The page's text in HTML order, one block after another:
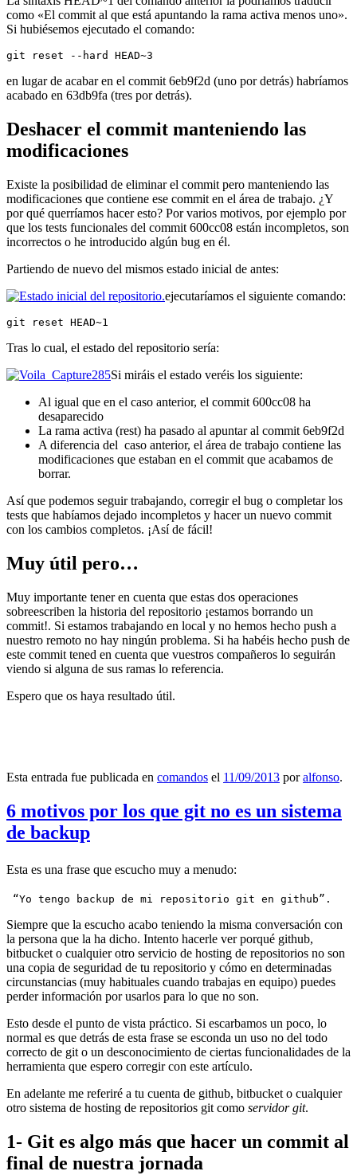
como «El commit al que está apuntando la rama activa menos uno».
Si hubiésemos ejecutado el comando:
git reset --hard HEAD~3
en lugar de acabar en el commit 6eb9f2d (uno por detrás) habríamos
acabado en 63db9fa (tres por detrás).
Deshacer el commit manteniendo las
modificaciones
Existe la posibilidad de eliminar el commit pero manteniendo las
modificaciones que contiene ese commit en el área de trabajo. ¿Y
por qué querríamos hacer esto? Por varios motivos, por ejemplo por
que los tests funcionales del commit 600cc08 están incompletos, son
incorrectos o he introducido algún bug en él.
Partiendo de nuevo del mismos estado inicial de antes:
ejecutaríamos el siguiente comando:
git reset HEAD~1
Tras lo cual, el estado del repositorio sería:
Si miráis el estado veréis los siguiente:
Al igual que en el caso anterior, el commit 600cc08 ha
desaparecido
La rama activa (rest) ha pasado al apuntar al commit 6eb9f2d
A diferencia del caso anterior, el área de trabajo contiene las
modificaciones que estaban en el commit que acabamos de
borrar.
Así que podemos seguir trabajando, corregir el bug o completar los
tests que habíamos dejado incompletos y hacer un nuevo commit
con los cambios completos. ¡Así de fácil!
Muy útil pero…
Muy importante tener en cuenta que estas dos operaciones
sobreescriben la historia del repositorio ¡estamos borrando un
commit!. Si estamos trabajando en local y no hemos hecho push a
nuestro remoto no hay ningún problema. Si ha habéis hecho push de
este commit tened en cuenta que vuestros compañeros lo seguirán
viendo si alguna de sus ramas lo referencia.
Espero que os haya resultado útil.
Esta entrada fue publicada en comandos el 11/09/2013 poralfonso.
6 motivos por los que git no es un sistema
de backup
Esta es una frase que escucho muy a menudo:
“Yo tengo backup de mi repositorio git en github”.
Siempre que la escucho acabo teniendo la misma conversación con
la persona que la ha dicho. Intento hacerle ver porqué github,
bitbucket o cualquier otro servicio de hosting de repositorios no son
una copia de seguridad de tu repositorio y cómo en determinadas
circunstancias (muy habituales cuando trabajas en equipo) puedes
perder información por usarlos para lo que no son.
Esto desde el punto de vista práctico. Si escarbamos un poco, lo
normal es que detrás de esta frase se esconda un uso no del todo
correcto de git o un desconocimiento de ciertas funcionalidades de la
herramienta que espero corregir con este artículo.
En adelante me referiré a tu cuenta de github, bitbucket o cualquier
otro sistema de hosting de repositorios git como servidor git.
1- Git es algo más que hacer un commit al
final de nuestra jornada